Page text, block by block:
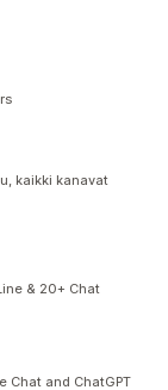
kaikki kanavat
& 20+ Chat
Chat and ChatGPT